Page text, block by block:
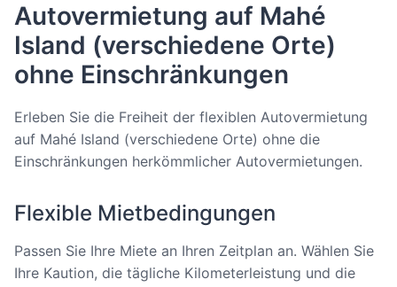
Autovermietung auf Mahé
Island (verschiedene Orte)
ohne Einschränkungen
Erleben Sie die Freiheit der flexiblen Autovermietung
auf Mahé Island (verschiedene Orte) ohne die
Einschränkungen herkömmlicher Autovermietungen.
Flexible Mietbedingungen
Passen Sie Ihre Miete an Ihren Zeitplan an. Wählen Sie
Ihre Kaution, die tägliche Kilometerleistung und die